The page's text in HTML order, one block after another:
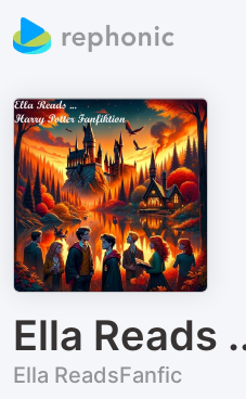
Ella Reads
Ella ReadsFanfic